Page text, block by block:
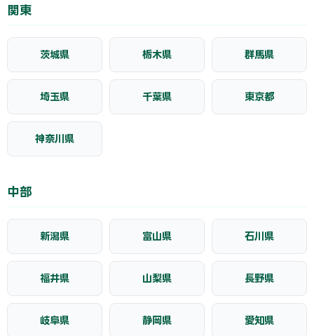
関東
茨城県 栃木県 群馬県
埼玉県 千葉県 東京都
神奈川県
中部
新潟県 富山県 石川県
福井県 山梨県 長野県
岐阜県 静岡県 愛知県